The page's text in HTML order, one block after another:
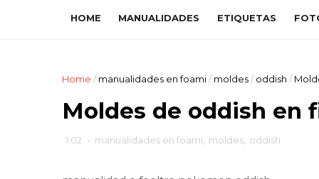
HOME MANUALIDADES ETIQUETAS
Home / manualidades en foami/ moldes/ oddish /
Moldes de oddish en
1:02 - manualidades en foami moldes oddish